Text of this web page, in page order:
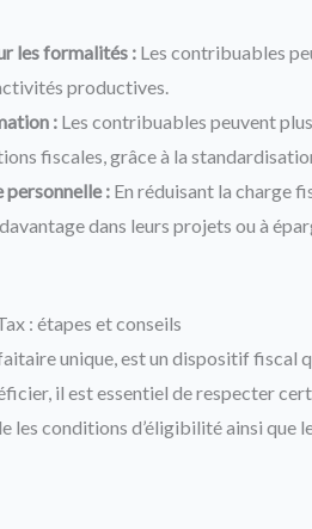
les formalités :Les contribuables
productives.
:Les contribuables peuvent
fiscales, grâce à la
personnelle :En réduisant la charge
dans leurs projets ou à
: étapes et conseils
unique, est un dispositif fiscal
il est essentiel de respecter
les conditions d’éligibilité ainsi que